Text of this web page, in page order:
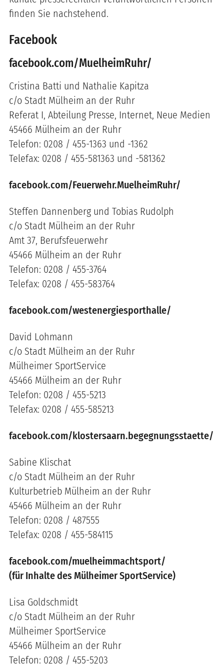
finden Sie nachstehend.
Facebook
facebook.com/MuelheimRuhr/
Cristina Batti und Nathalie Kapitza
c/o Stadt Mülheim an der Ruhr
Referat I, Abteilung Presse, Internet, Neue Medien
45466 Mülheim an der Ruhr
Telefon: 0208 / 455-1363 und -1362
Telefax: 0208 / 455-581363 und -581362
facebook.com/Feuerwehr.MuelheimRuhr/
Steffen Dannenberg und Tobias Rudolph
c/o Stadt Mülheim an der Ruhr
Amt 37, Berufsfeuerwehr
45466 Mülheim an der Ruhr
Telefon: 0208 / 455-3764
Telefax: 0208 / 455-583764
facebook.com/westenergiesporthalle/
David Lohmann
c/o Stadt Mülheim an der Ruhr
Mülheimer SportService
45466 Mülheim an der Ruhr
Telefon: 0208 / 455-5213
Telefax: 0208 / 455-585213
facebook.com/klostersaarn.begegnungsstaette/
Sabine Klischat
c/o Stadt Mülheim an der Ruhr
Kulturbetrieb Mülheim an der Ruhr
45466 Mülheim an der Ruhr
Telefon: 0208 / 487555
Telefax: 0208 / 455-584115
facebook.com/muelheimmachtsport/
(für Inhalte des Mülheimer SportService)
Lisa Goldschmidt
c/o Stadt Mülheim an der Ruhr
Mülheimer SportService
45466 Mülheim an der Ruhr
Telefon: 0208 / 455-5203